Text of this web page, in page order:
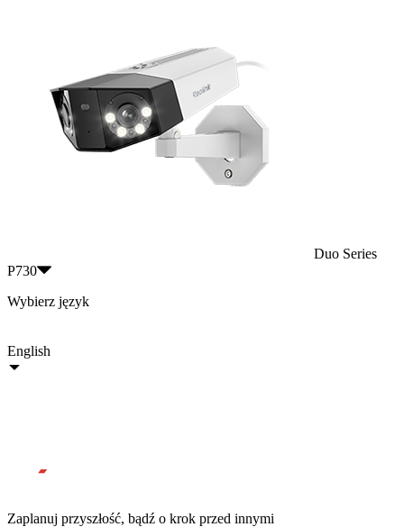
Duo Series
P730
Wybierz język
English
Zaplanuj przyszłość, bądź o krok przed innymi